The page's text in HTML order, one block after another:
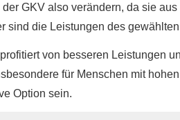
GKV also verändern, da sie
sind die Leistungen des
von besseren Leistungen
für Menschen mit
Option sein.